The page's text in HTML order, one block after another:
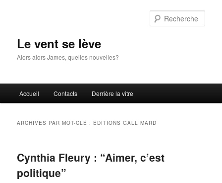
Le vent se lève
Alors alors James, quelles nouvelles?
principal
Accueil Contacts Derrière la vitre
ARCHIVES PAR MOT-CLÉ : ÉDITIONS GALLIMARD
Cynthia Fleury : “Aimer, c’est
politique”